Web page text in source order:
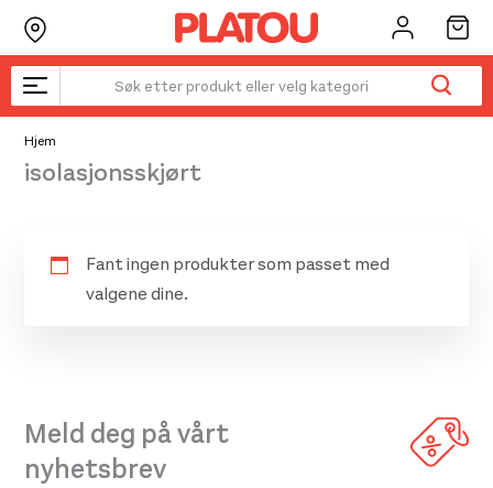
Hopp
rett
til
innholdet
Hjem
isolasjonsskjørt
Fant ingen produkter som passet med
valgene dine.
Meld deg på vårt
nyhetsbrev